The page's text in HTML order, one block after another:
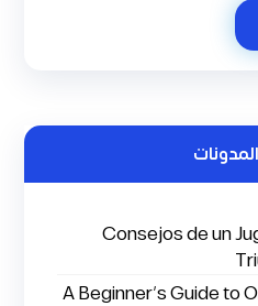
Consejos de un
A Beginner’s Guide to